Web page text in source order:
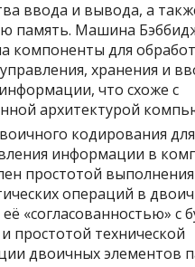
ввода и вывода, а
память. Машина
компоненты для
хранения и
что схоже с
архитектурой
кодирования для
информации в
простотой выполнения
операций в
«согласованностью» с
простотой технической
двоичных элементов